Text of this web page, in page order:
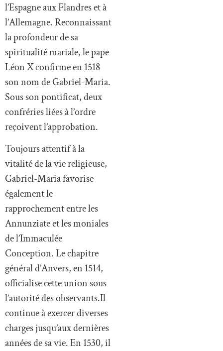
l’Espagne aux Flandres et à
l’Allemagne. Reconnaissant
la profondeur de sa
spiritualité mariale, le pape
Léon X confirme en 1518
son nom de Gabriel-Maria.
Sous son pontificat, deux
confréries liées à l’ordre
reçoivent l’approbation.
Toujours attentif à la
vitalité de la vie religieuse,
Gabriel-Maria favorise
également le
rapprochement entre les
Annunziate et les moniales
de l’Immaculée
Conception. Le chapitre
général d’Anvers, en 1514,
officialise cette union sous
l’autorité des observants.Il
continue à exercer diverses
charges jusqu’aux dernières
années de sa vie. En 1530, il